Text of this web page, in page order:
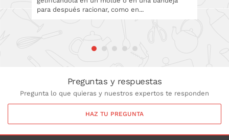
para después racionar, como en...
de
Preguntas y respuestas
Pregunta lo que quieras y nuestros expertos te responden
HAZ TU PREGUNTA